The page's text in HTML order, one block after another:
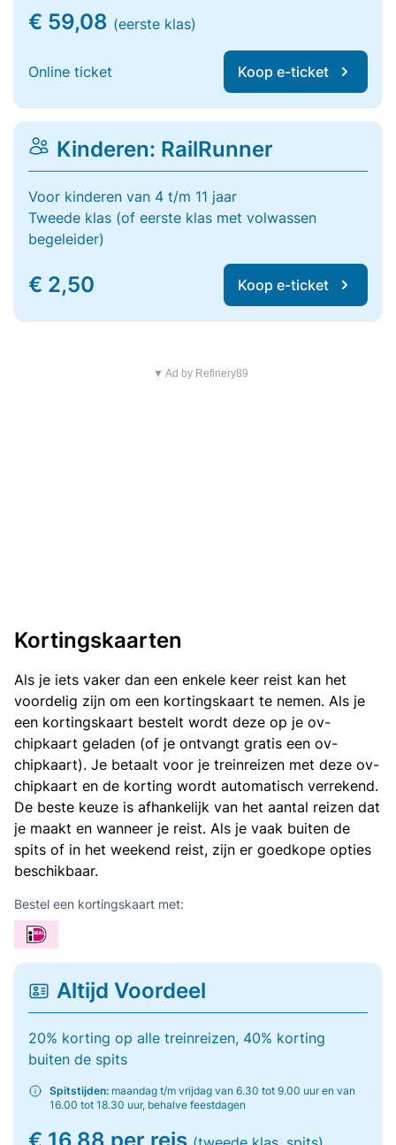
€ 59,08 (eerste klas)
Online ticket Koop e-ticket
Kinderen: RailRunner
Voor kinderen van 4 t/m 11 jaar
Tweede klas (of eerste klas met volwassen
begeleider)
€ 2,50 Koop e-ticket
▼ Ad by Refinery89
Kortingskaarten
Als je iets vaker dan een enkele keer reist kan het
voordelig zijn om een kortingskaart te nemen. Als je
een kortingskaart bestelt wordt deze op je ov-
chipkaart geladen (of je ontvangt gratis een ov-
chipkaart). Je betaalt voor je treinreizen met deze ov-
chipkaart en de korting wordt automatisch verrekend.
De beste keuze is afhankelijk van het aantal reizen dat
je maakt en wanneer je reist. Als je vaak buiten de
spits of in het weekend reist, zijn er goedkope opties
beschikbaar.
Bestel een kortingskaart met:
Altijd Voordeel
20% korting op alle treinreizen, 40% korting
buiten de spits
Spitstijden: maandag t/m vrijdag van 6.30 tot 9.00 uur en van
16.00 tot 18.30 uur, behalve feestdagen